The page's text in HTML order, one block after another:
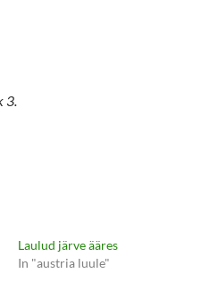
3.
Laulud järve ääres
In "austria luule"